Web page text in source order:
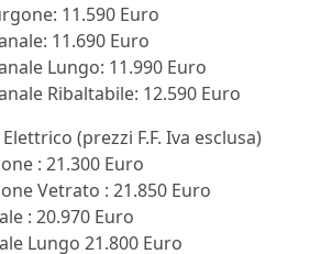
11.590 Euro
11.690 Euro
Lungo: 11.990 Euro
Ribaltabile: 12.590 Euro
(prezzi F.F. Iva esclusa)
: 21.300 Euro
Vetrato : 21.850 Euro
: 20.970 Euro
Lungo 21.800 Euro